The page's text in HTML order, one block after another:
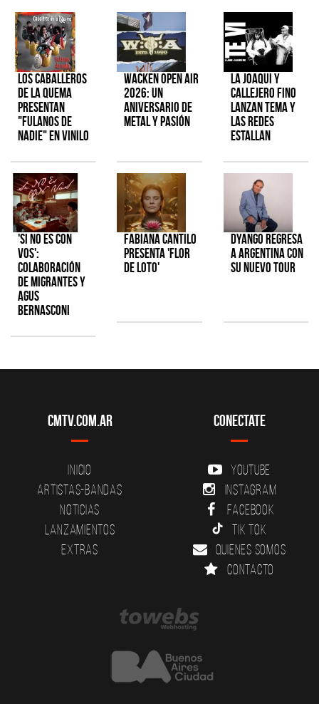
Los Caballeros
de la Quema
presentan
"Fulanos de
Nadie" en vinilo
Wacken Open Air
2026: Un
aniversario de
metal y pasión
La Joaqui y
Callejero Fino
lanzan tema y
las redes
estallan
'Si No Es Con
Vos':
colaboración
de Migrantes y
Agus
Bernasconi
Fabiana Cantilo
presenta 'Flor
de Loto'
Dyango regresa
a Argentina con
su nuevo tour
CMTV.com.ar
Inicio
Artistas-Bandas
Noticias
Lanzamientos
Extras
Conectate
YouTube
Instagram
Facebook
Tik Tok
Quienes somos
Contacto